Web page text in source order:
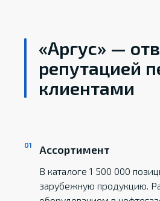
«Аргус» —
репутацией
клиентами
Ассортимент
В каталоге 1 500 000
зарубежную продукцию.